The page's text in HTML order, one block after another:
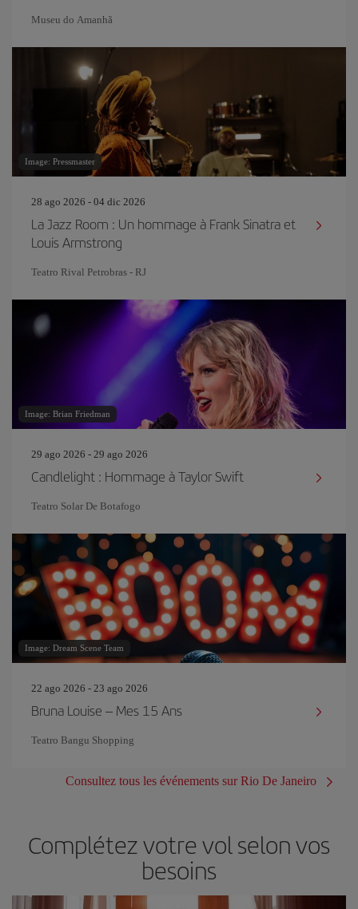
Museu do Amanhã
Image: Pressmaster
28 ago 2026 - 04 dic 2026
La Jazz Room : Un hommage à Frank Sinatra et
Louis Armstrong
Teatro Rival Petrobras - RJ
Image: Brian Friedman
29 ago 2026 - 29 ago 2026
Candlelight : Hommage à Taylor Swift
Teatro Solar De Botafogo
Image: Dream Scene Team
22 ago 2026 - 23 ago 2026
Bruna Louise – Mes 15 Ans
Teatro Bangu Shopping
Consultez tous les événements sur Rio De Janeiro
Complétez votre vol selon vos
besoins